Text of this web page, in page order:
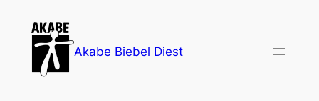
inhoud
Akabe Biebel Diest